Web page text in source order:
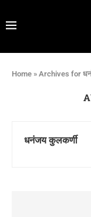
Home » Archives for
धनंजय कुलकर्णी